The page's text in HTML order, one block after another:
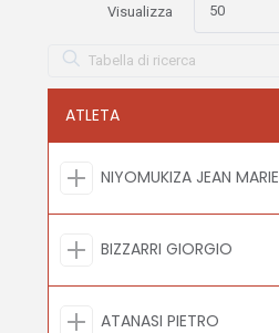
Visualizza 50
ATLETA
NIYOMUKIZA JEAN MARIE
BIZZARRI GIORGIO
ATANASI PIETRO